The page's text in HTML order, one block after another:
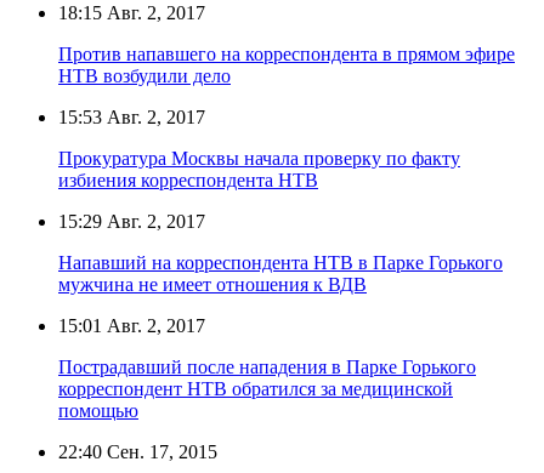
18:15 Авг. 2, 2017
Против напавшего на корреспондента в прямом эфире
НТВ возбудили дело
15:53 Авг. 2, 2017
Прокуратура Москвы начала проверку по факту
избиения корреспондента НТВ
15:29 Авг. 2, 2017
Напавший на корреспондента НТВ в Парке Горького
мужчина не имеет отношения к ВДВ
15:01 Авг. 2, 2017
Пострадавший после нападения в Парке Горького
корреспондент НТВ обратился за медицинской
помощью
22:40 Сен. 17, 2015